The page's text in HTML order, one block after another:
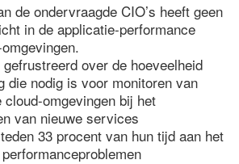
de ondervraagde CIO’s heeft geen
in de applicatie-performance
over de hoeveelheid
die nodig is voor monitoren van
omgevingen bij het
van nieuwe services
33 procent van hun tijd aan het